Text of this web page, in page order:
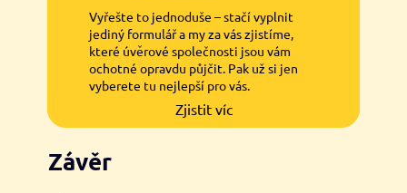
Vyřešte to jednoduše – stačí vyplnit
jediný formulář a my za vás zjistíme,
které úvěrové společnosti jsou vám
ochotné opravdu půjčit. Pak už si jen
vyberete tu nejlepší pro vás.
Zjistit víc
Závěr